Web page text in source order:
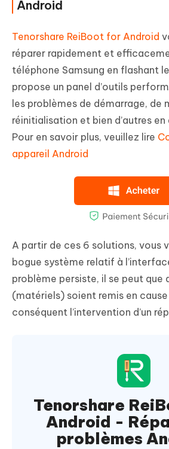
Android
Tenorshare ReiBoot for Android
réparer rapidement et
téléphone Samsung en flashant
propose un panel d’outils
les problèmes de démarrage, de
réinitialisation et bien d’autres en
Pour en savoir plus, veuillez lire
appareil Android
A partir de ces 6 solutions, vous
bogue système relatif à
problème persiste, il se peut que
(matériels) soient remis en
conséquent l’intervention d’un
Tenorshare
Android -
problèmes